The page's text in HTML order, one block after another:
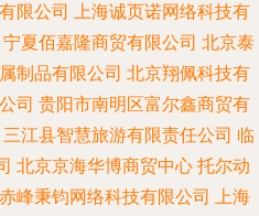
限公司 上海诚页诺网络科技有
宁夏佰嘉隆商贸有限公司 北京泰
制品有限公司 北京翔佩科技有
司 贵阳市南明区富尔鑫商贸有
三江县智慧旅游有限责任公司 临
北京京海华博商贸中心 托尔动
赤峰秉钧网络科技有限公司 上海